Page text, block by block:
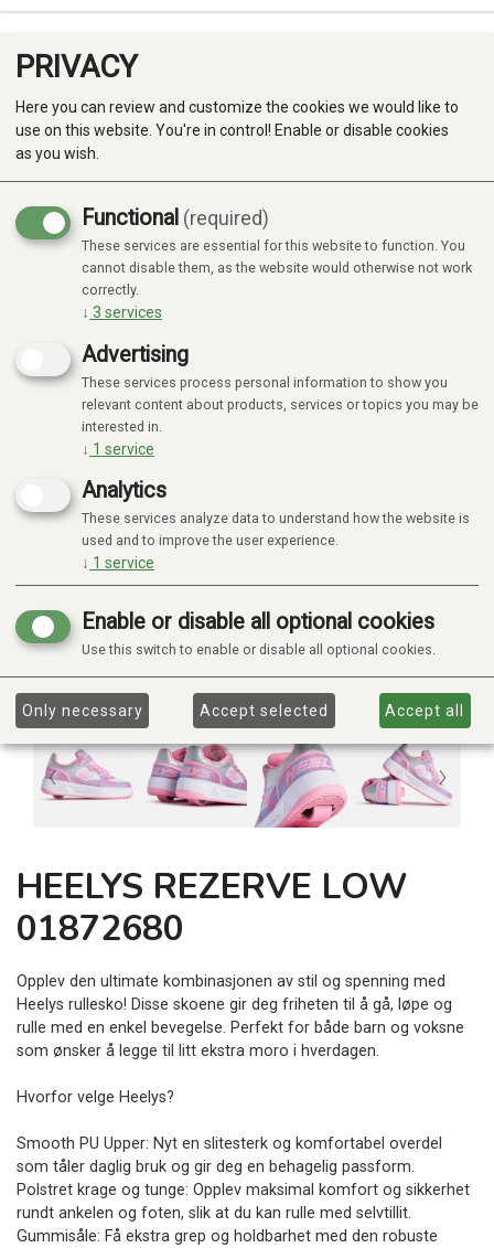
Produkter
Kategorier
HEELYS REZERVE LOW
01872680
Opplev den ultimate kombinasjonen av stil og spenning med
Heelys rullesko! Disse skoene gir deg friheten til å gå, løpe og
rulle med en enkel bevegelse. Perfekt for både barn og voksne
som ønsker å legge til litt ekstra moro i hverdagen.
Hvorfor velge Heelys?
Smooth PU Upper: Nyt en slitesterk og komfortabel overdel
som tåler daglig bruk og gir deg en behagelig passform.
Polstret krage og tunge: Opplev maksimal komfort og sikkerhet
rundt ankelen og foten, slik at du kan rulle med selvtillit.
Gummisåle: Få ekstra grep og holdbarhet med den robuste
PRIVACY
Here you can review and customize the cookies we would like to
use on this website. You're in control! Enable or disable cookies
as you wish.
Functional (required)
These services are essential for this website to function. You
cannot disable them, as the website would otherwise not work
correctly.
↓ 3 services
Advertising
These services process personal information to show you
relevant content about products, services or topics you may be
interested in.
↓ 1 service
Analytics
These services analyze data to understand how the website is
used and to improve the user experience.
↓ 1 service
Enable or disable all optional cookies
Use this switch to enable or disable all optional cookies.
Only necessary Accept selected Accept all